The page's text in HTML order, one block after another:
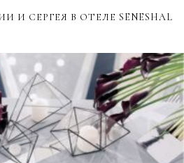
И СЕРГЕЯ В ОТЕЛЕ SENESHAL